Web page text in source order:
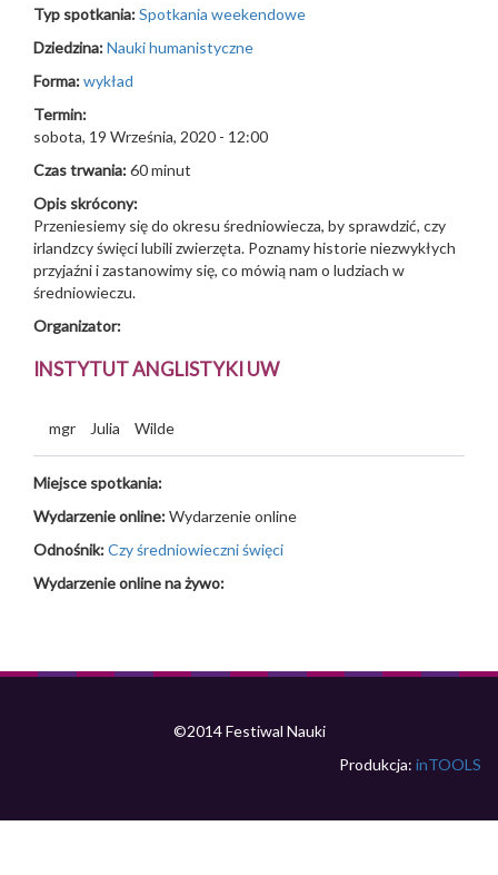
Typ spotkania:Spotkania weekendowe
Dziedzina:Nauki humanistyczne
Forma:wykład
Termin:
sobota, 19 Września, 2020 - 12:00
Czas trwania:60 minut
Opis skrócony:
Przeniesiemy się do okresu średniowiecza, by sprawdzić, czy
irlandzcy święci lubili zwierzęta. Poznamy historie niezwykłych
przyjaźni i zastanowimy się, co mówią nam o ludziach w
średniowieczu.
Organizator:
INSTYTUT ANGLISTYKI UW
mgr Julia Wilde
Miejsce spotkania:
Wydarzenie online:Wydarzenie online
Odnośnik:Czy średniowieczni święci
Wydarzenie online na żywo:
©2014 Festiwal Nauki
Produkcja: inTOOLS